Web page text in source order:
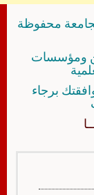
محفوظة
ومؤسسات
برجاء